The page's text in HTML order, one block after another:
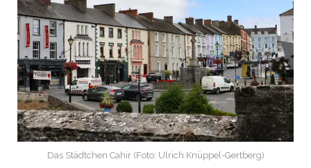
Das Städtchen Cahir (Foto: Ulrich Knüppel-Gertberg)